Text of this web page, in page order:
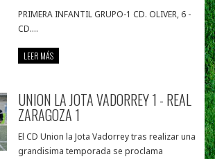
PRIMERA INFANTIL GRUPO-1 CD. OLIVER, 6 -
CD....
LEER MÁS
UNION LA JOTA VADORREY 1 - REAL
ZARAGOZA 1
El CD Union la Jota Vadorrey tras realizar una
grandisima temporada se proclama